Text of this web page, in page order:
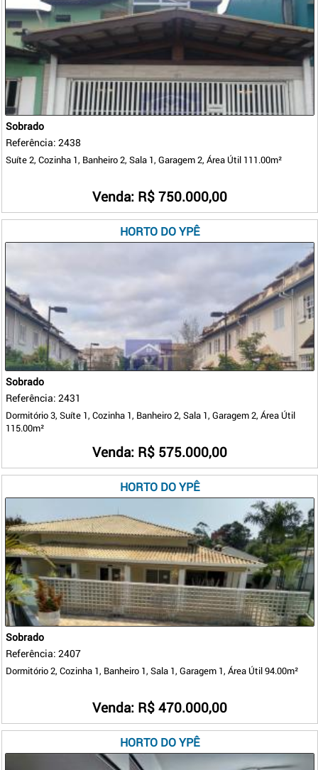
Sobrado
Referência: 2438
Suíte 2, Cozinha 1, Banheiro 2, Sala 1, Garagem 2, Área Útil 111.00m²
Venda: R$ 750.000,00
HORTO DO YPÊ
Sobrado
Referência: 2431
Dormitório 3, Suíte 1, Cozinha 1, Banheiro 2, Sala 1, Garagem 2, Área Útil
115.00m²
Venda: R$ 575.000,00
HORTO DO YPÊ
Sobrado
Referência: 2407
Dormitório 2, Cozinha 1, Banheiro 1, Sala 1, Garagem 1, Área Útil 94.00m²
Venda: R$ 470.000,00
HORTO DO YPÊ